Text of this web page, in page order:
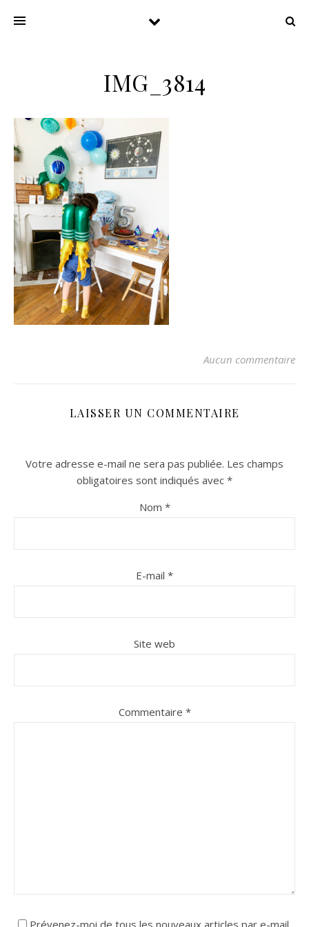
sur Instagram
sur Instagram
IMG_3814
Aucun commentaire
LAISSER UN COMMENTAIRE
Votre adresse e-mail ne sera pas publiée. Les champs
obligatoires sont indiqués avec *
Nom *
E-mail *
Site web
Commentaire *
Prévenez-moi de tous les nouveaux articles par e-mail.